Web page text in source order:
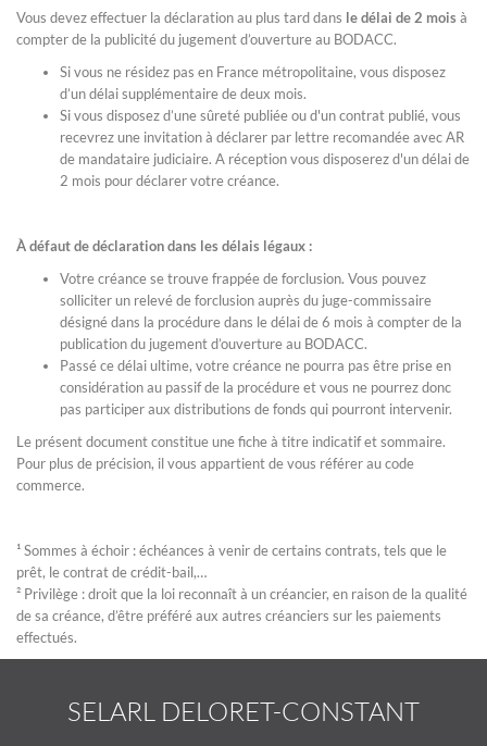
Vous devez effectuer la déclaration au plus tard dans le délai de 2 moisà
compter de la publicité du jugement d’ouverture au BODACC.
Si vous ne résidez pas en France métropolitaine, vous disposez
d’un délai supplémentaire de deux mois.
Si vous disposez d’une sûreté publiée ou d'un contrat publié, vous
recevrez une invitation à déclarer par lettre recomandée avec AR
de mandataire judiciaire. A réception vous disposerez d'un délai de
2 mois pour déclarer votre créance.
À défaut de déclaration dans les délais légaux :
Votre créance se trouve frappée de forclusion. Vous pouvez
solliciter un relevé de forclusion auprès du juge-commissaire
désigné dans la procédure dans le délai de 6 mois à compter de la
publication du jugement d’ouverture au BODACC.
Passé ce délai ultime, votre créance ne pourra pas être prise en
considération au passif de la procédure et vous ne pourrez donc
pas participer aux distributions de fonds qui pourront intervenir.
Le présent document constitue une fiche à titre indicatif et sommaire.
Pour plus de précision, il vous appartient de vous référer au code
commerce.
¹ Sommes à échoir : échéances à venir de certains contrats, tels que le
prêt, le contrat de crédit-bail,…
² Privilège : droit que la loi reconnaît à un créancier, en raison de la qualité
de sa créance, d’être préféré aux autres créanciers sur les paiements
effectués.
SELARL DELORET-CONSTANT